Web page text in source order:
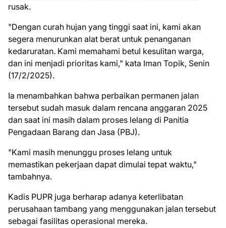
rusak.
"Dengan curah hujan yang tinggi saat ini, kami akan
segera menurunkan alat berat untuk penanganan
kedaruratan. Kami memahami betul kesulitan warga,
dan ini menjadi prioritas kami," kata Iman Topik, Senin
(17/2/2025).
Ia menambahkan bahwa perbaikan permanen jalan
tersebut sudah masuk dalam rencana anggaran 2025
dan saat ini masih dalam proses lelang di Panitia
Pengadaan Barang dan Jasa (PBJ).
"Kami masih menunggu proses lelang untuk
memastikan pekerjaan dapat dimulai tepat waktu,"
tambahnya.
Kadis PUPR juga berharap adanya keterlibatan
perusahaan tambang yang menggunakan jalan tersebut
sebagai fasilitas operasional mereka.